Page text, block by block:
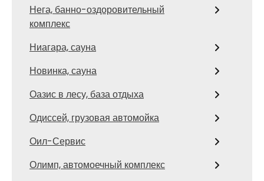
Нега, банно-оздоровительный
комплекс
Ниагара, сауна
Новинка, сауна
Оазис в лесу, база отдыха
Одиссей, грузовая автомойка
Оил-Сервис
Олимп, автомоечный комплекс